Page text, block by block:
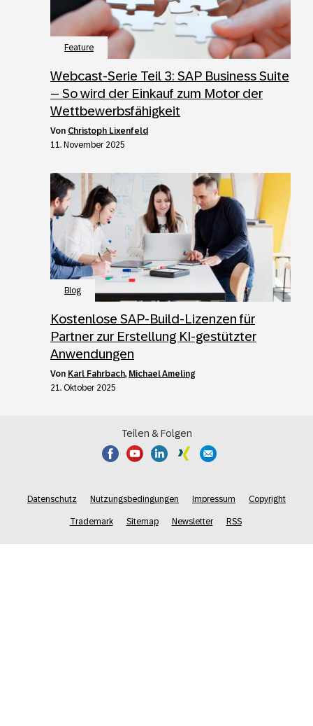
Feature
Webcast-Serie Teil 3: SAP Business Suite
– So wird der Einkauf zum Motor der
Wettbewerbsfähigkeit
von Christoph Lixenfeld
11. November 2025
Blog
Kostenlose SAP-Build-Lizenzen für
Partner zur Erstellung KI-gestützter
Anwendungen
von Karl Fahrbach, Michael Ameling
21. Oktober 2025
Teilen & Folgen
Datenschutz Nutzungsbedingungen Impressum Copyright
Trademark Sitemap Newsletter RSS